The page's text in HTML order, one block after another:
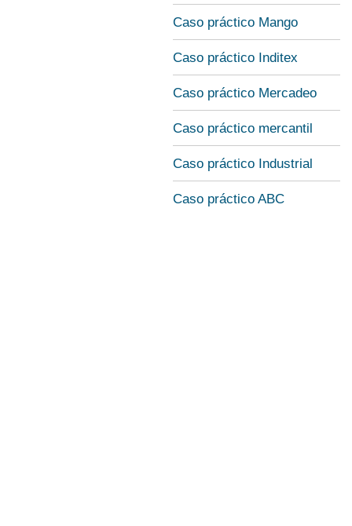
Caso práctico Mango
Caso práctico Inditex
Caso práctico Mercadeo
Caso práctico mercantil
Caso práctico Industrial
Caso práctico ABC